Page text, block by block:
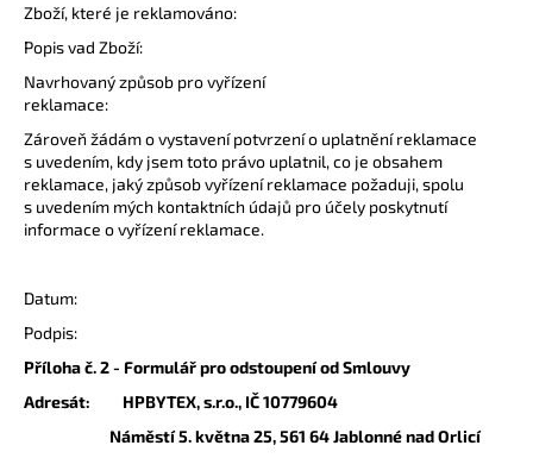
Zboží, které je reklamováno:
Popis vad Zboží:
Navrhovaný způsob pro vyřízení
reklamace:
Zároveň žádám o vystavení potvrzení o uplatnění reklamace
s uvedením, kdy jsem toto právo uplatnil, co je obsahem
reklamace, jaký způsob vyřízení reklamace požaduji, spolu
s uvedením mých kontaktních údajů pro účely poskytnutí
informace o vyřízení reklamace.
Datum:
Podpis:
Příloha č. 2 - Formulář pro odstoupení od Smlouvy
Adresát: HPBYTEX, s.r.o., IČ 10779604
Náměstí 5. května 25, 561 64 Jablonné nad Orlicí